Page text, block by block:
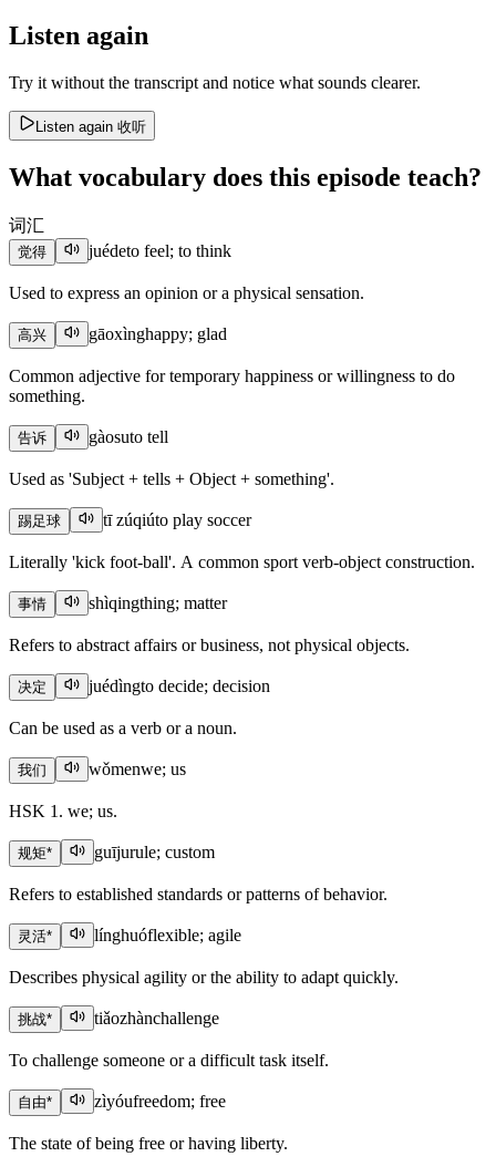
Listen again
Try it without the transcript and notice what sounds clearer.
Listen again 收听
What vocabulary does this episode teach?
词汇
觉得 juédeto feel; to think
Used to express an opinion or a physical sensation.
高兴 gāoxìnghappy; glad
Common adjective for temporary happiness or willingness to do
something.
告诉 gàosuto tell
Used as 'Subject + tells + Object + something'.
踢足球 tī zúqiúto play soccer
Literally 'kick foot-ball'. A common sport verb-object construction.
事情 shìqingthing; matter
Refers to abstract affairs or business, not physical objects.
决定 juédìngto decide; decision
Can be used as a verb or a noun.
我们 wǒmenwe; us
HSK 1. we; us.
规矩* guījurule; custom
Refers to established standards or patterns of behavior.
灵活* línghuóflexible; agile
Describes physical agility or the ability to adapt quickly.
挑战* tiǎozhànchallenge
To challenge someone or a difficult task itself.
自由* zìyóufreedom; free
The state of being free or having liberty.